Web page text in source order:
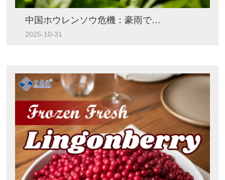
中国ホウレンソウ危機：豪雨で主要収穫量の最大90%が消失、冷凍野菜価格高騰を促進
2025-10-31